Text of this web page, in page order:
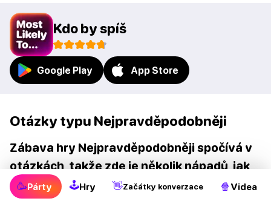
Kdo by spíš
Google Play App Store
Otázky typu Nejpravděpodobněji
Zábava hry Nejpravděpodobněji spočívá v
otázkách, takže zde je několik nápadů, jak
začít:
🥳Párty 🕹Hry 👋Začátky konverzace 🍿 Videa